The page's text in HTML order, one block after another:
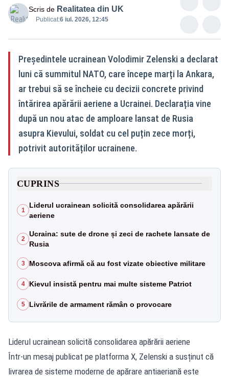
Scris de Realitatea din UK
Publicat:6 iul. 2026, 12:45
Președintele ucrainean Volodimir Zelenski a declarat
luni că summitul NATO, care începe marți la Ankara,
ar trebui să se încheie cu decizii concrete privind
întărirea apărării aeriene a Ucrainei. Declarația vine
după un nou atac de amploare lansat de Rusia
asupra Kievului, soldat cu cel puțin zece morți,
potrivit autorităților ucrainene.
CUPRINS
1
Liderul ucrainean solicită consolidarea apărării
aeriene
2
Ucraina: sute de drone și zeci de rachete lansate de
Rusia
3 Moscova afirmă că au fost vizate obiective militare
4 Kievul insistă pentru mai multe sisteme Patriot
5 Livrările de armament rămân o provocare
Liderul ucrainean solicită consolidarea apărării aeriene
Într-un mesaj publicat pe platforma X, Zelenski a susținut că
livrarea de sisteme moderne de apărare antiaeriană este